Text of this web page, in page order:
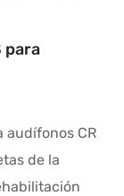
para
audífonos CR
de la